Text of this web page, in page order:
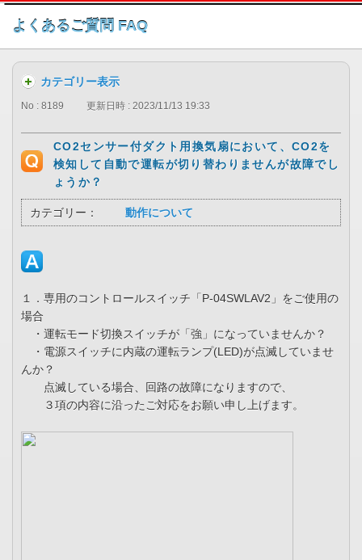
このページの本文へ
よくあるご質問 FAQ
カテゴリー表示
No : 8189 更新日時 : 2023/11/13 19:33
CO2センサー付ダクト用換気扇において、CO2を
検知して自動で運転が切り替わりませんが故障でし
ょうか？
カテゴリー： 動作について
１．専用のコントロールスイッチ「P-04SWLAV2」をご使用の
場合
・運転モード切換スイッチが「強」になっていませんか？
・電源スイッチに内蔵の運転ランプ(LED)が点滅していませ
んか？
点滅している場合、回路の故障になりますので、
３項の内容に沿ったご対応をお願い申し上げます。